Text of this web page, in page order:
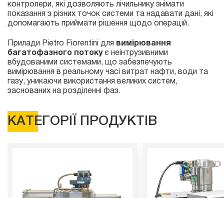
контролери, які дозволяють лічильнику знімати
показання з різних точок системи та надавати дані, які
допомагають приймати рішення щодо операцій.
Прилади Pietro Fiorentini для
вимірювання
багатофазного потокує неінтрузивними
вбудованими системами, що забезпечують
вимірювання в реальному часі витрат нафти, води та
газу, уникаючи використання великих систем,
заснованих на розділенні фаз.
КАТЕГОРІЇ ПРОДУКТІВ